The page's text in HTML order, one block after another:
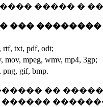
����� � ��
��� ��������
rtf, txt, pdf, odt;
mov, mpeg, wmv, mp4, 3gp;
png, gif, bmp.
��